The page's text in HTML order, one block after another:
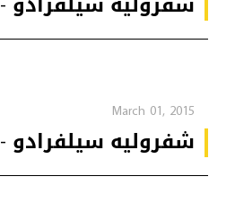
March 01, 2015
شفروليه سيلفرادو - 2015